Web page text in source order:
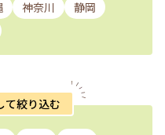
神奈川
静岡
て絞り込む